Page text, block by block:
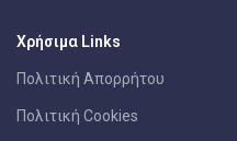
Χρήσιμα Links
Πολιτική Απορρήτου
Πολιτική Cookies